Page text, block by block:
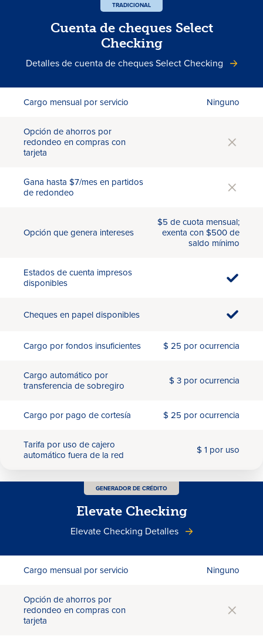
TRADICIONAL
Cuenta de cheques Select
Checking
Detalles de cuenta de cheques Select Checking
Cargo mensual por servicio Ninguno
Opción de ahorros por
redondeo en compras con
tarjeta
Gana hasta $7/mes en partidos
de redondeo
Opción que genera intereses
$5 de cuota mensual;
exenta con $500 de
saldo mínimo
Estados de cuenta impresos
disponibles
Cheques en papel disponibles
Cargo por fondos insuficientes $ 25 por ocurrencia
Cargo automático por
transferencia de sobregiro
$ 3 por ocurrencia
Cargo por pago de cortesía $ 25 por ocurrencia
Tarifa por uso de cajero
automático fuera de la red
$ 1 por uso
GENERADOR DE CRÉDITO
Elevate Checking
Elevate Checking Detalles
Cargo mensual por servicio Ninguno
Opción de ahorros por
redondeo en compras con
tarjeta